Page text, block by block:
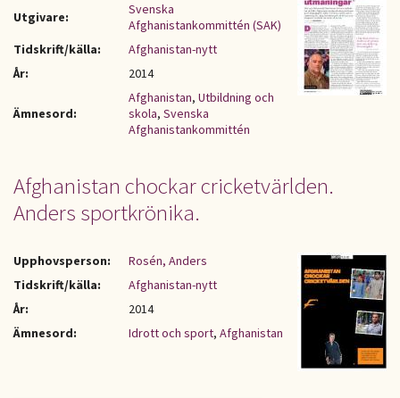
Utgivare:
Svenska
Afghanistankommittén (SAK)
Tidskrift/källa:
Afghanistan-nytt
År:
2014
Ämnesord:
Afghanistan, Utbildning och
skola, Svenska
Afghanistankommittén
Afghanistan chockar cricketvärlden.
Anders sportkrönika.
Upphovsperson:
Rosén, Anders
Tidskrift/källa:
Afghanistan-nytt
År:
2014
Ämnesord:
Idrott och sport, Afghanistan